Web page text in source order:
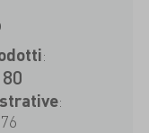
:
: